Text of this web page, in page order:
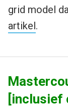
grid model
artikel.
[inclusief